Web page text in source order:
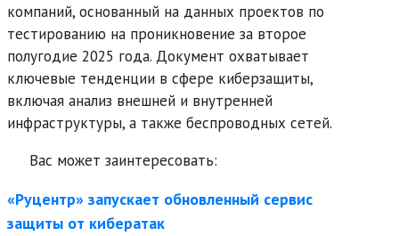
компаний, основанный на данных проектов по
тестированию на проникновение за второе
полугодие 2025 года. Документ охватывает
ключевые тенденции в сфере киберзащиты,
включая анализ внешней и внутренней
инфраструктуры, а также беспроводных сетей.
Вас может заинтересовать:
«Руцентр» запускает обновленный сервис
защиты от кибератак